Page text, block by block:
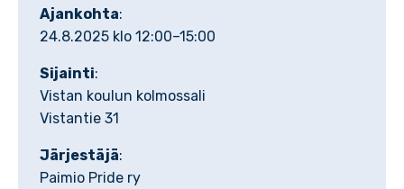
Ajankohta:
24.8.2025 klo 12:00–15:00
Sijainti:
Vistan koulun kolmossali
Vistantie 31
Järjestäjä:
Paimio Pride ry